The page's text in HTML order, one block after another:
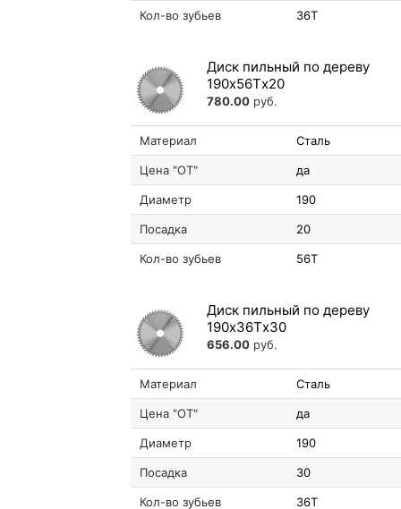
Кол-во зубьев 36T
Диск пильный по дереву
190х56Tх20
780.00 руб.
Материал Сталь
Цена "ОТ" да
Диаметр 190
Посадка 20
Кол-во зубьев 56T
Диск пильный по дереву
190х36Tх30
656.00 руб.
Материал Сталь
Цена "ОТ" да
Диаметр 190
Посадка 30
Кол-во зубьев 36T